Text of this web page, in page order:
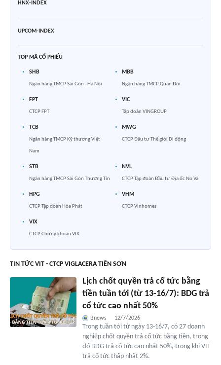
HNX-INDEX
UPCOM-INDEX
TOP MÃ CỔ PHIẾU
SHB
Ngân hàng TMCP Sài Gòn - Hà Nội
MBB
Ngân hàng TMCP Quân Đội
FPT
CTCP FPT
VIC
Tập đoàn VINGROUP
TCB
Ngân hàng TMCP Kỹ thương Việt
Nam
MWG
CTCP Đầu tư Thế giới Di động
STB
Ngân hàng TMCP Sài Gòn Thương Tín
NVL
CTCP Tập đoàn Đầu tư Địa ốc No Va
HPG
CTCP Tập đoàn Hòa Phát
VHM
CTCP Vinhomes
VIX
CTCP Chứng khoán VIX
TIN TỨC VIT - CTCP VIGLACERA TIÊN SƠN
Lịch chốt quyền trả cổ tức bằng
tiền tuần tới (từ 13-16/7): BDG trả
cổ tức cao nhất 50%
Bnews 12/7/2026
Trong tuần tới từ ngày 13-16/7, có 27 doanh
nghiệp chốt quyền trả cổ tức bằng tiền, trong
đó BDG trả cổ tức cao nhất 50%, trong khi VIT
trả cổ tức thấp nhất 2%.